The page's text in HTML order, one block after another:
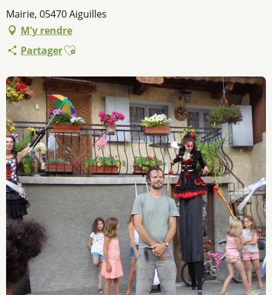
Mairie, 05470 Aiguilles
M'y rendre
PartagerAjouter aux favoris